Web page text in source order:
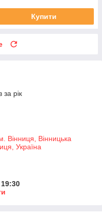
Купити
за рік
Вінниця, Вінницька
Україна